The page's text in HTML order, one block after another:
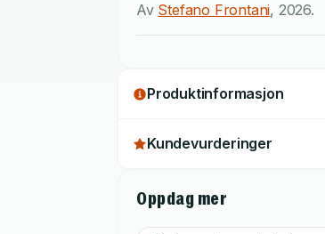
Av Stefano Frontani, 2026.
Produktinformasjon
Kundevurderinger
Oppdag mer